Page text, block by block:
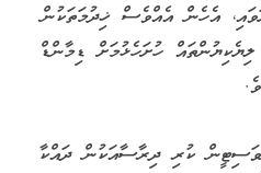
އެހެން އެއްވެސް ޚިދުމަތަކުން
ހުށަހެޅުމަށް ޑިމާންޑް
ކުރި ދިރާސާއަކުން ދައްކާ